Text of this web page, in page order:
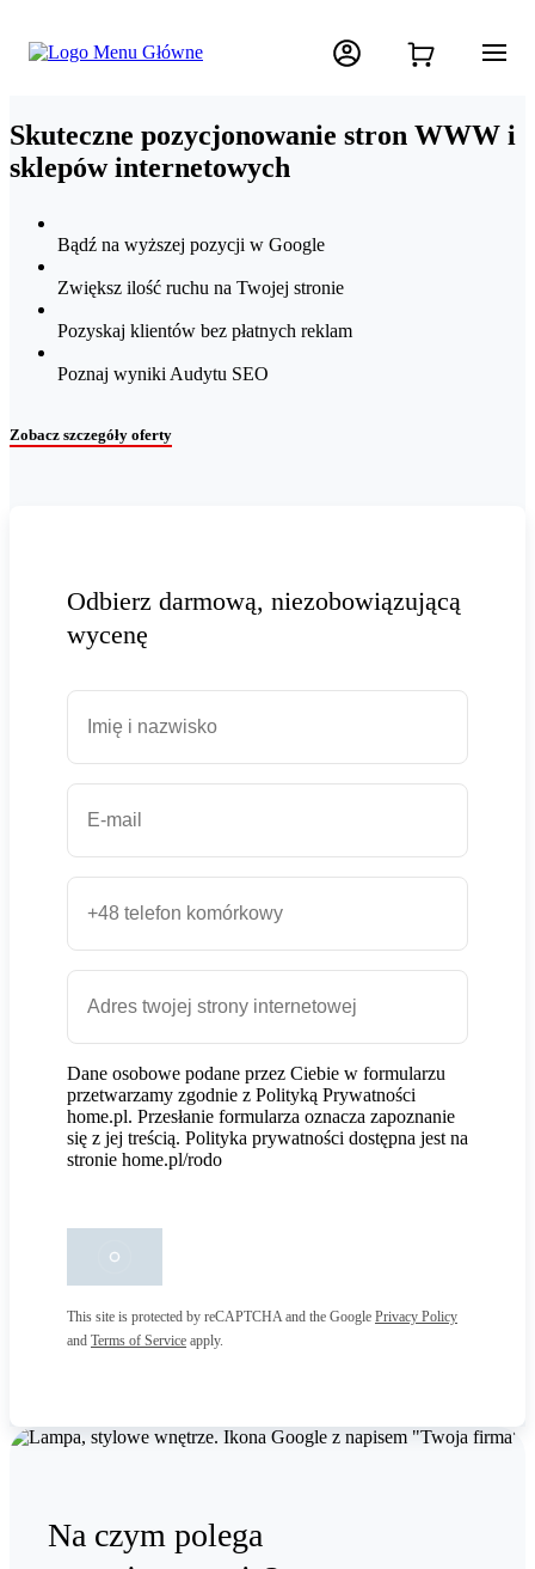
Skuteczne pozycjonowanie stron WWW i
sklepów internetowych
Bądź na wyższej pozycji w Google
Zwiększ ilość ruchu na Twojej stronie
Pozyskaj klientów bez płatnych reklam
Poznaj wyniki Audytu SEO
Zobacz szczegóły oferty
Odbierz darmową, niezobowiązującą
wycenę
Dane osobowe podane przez Ciebie w formularzu
przetwarzamy zgodnie z Polityką Prywatności
home.pl. Przesłanie formularza oznacza zapoznanie
się z jej treścią. Polityka prywatności dostępna jest na
stronie home.pl/rodo
This site is protected by reCAPTCHA and the Google Privacy Policy
and Terms of Service apply.
Na czym polega